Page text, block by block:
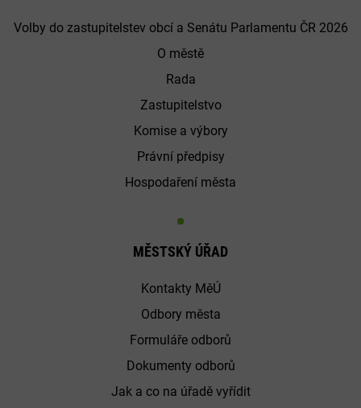
Volby do zastupitelstev obcí a Senátu Parlamentu ČR 2026
O městě
Rada
Zastupitelstvo
Komise a výbory
Právní předpisy
Hospodaření města
MĚSTSKÝ ÚŘAD
Kontakty MěÚ
Odbory města
Formuláře odborů
Dokumenty odborů
Jak a co na úřadě vyřídit